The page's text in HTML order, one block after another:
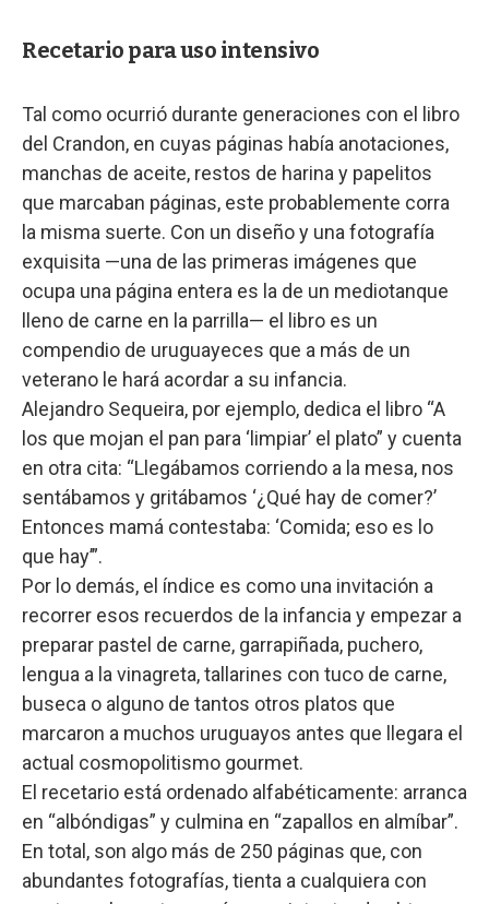
Recetario para uso intensivo
Tal como ocurrió durante generaciones con el libro
del Crandon, en cuyas páginas había anotaciones,
manchas de aceite, restos de harina y papelitos
que marcaban páginas, este probablemente corra
la misma suerte. Con un diseño y una fotografía
exquisita —una de las primeras imágenes que
ocupa una página entera es la de un mediotanque
lleno de carne en la parrilla— el libro es un
compendio de uruguayeces que a más de un
veterano le hará acordar a su infancia.
Alejandro Sequeira, por ejemplo, dedica el libro “A
los que mojan el pan para ‘limpiar’ el plato” y cuenta
en otra cita: “Llegábamos corriendo a la mesa, nos
sentábamos y gritábamos ‘¿Qué hay de comer?’
Entonces mamá contestaba: ‘Comida; eso es lo
que hay’”.
Por lo demás, el índice es como una invitación a
recorrer esos recuerdos de la infancia y empezar a
preparar pastel de carne, garrapiñada, puchero,
lengua a la vinagreta, tallarines con tuco de carne,
buseca o alguno de tantos otros platos que
marcaron a muchos uruguayos antes que llegara el
actual cosmopolitismo gourmet.
El recetario está ordenado alfabéticamente: arranca
en “albóndigas” y culmina en “zapallos en almíbar”.
En total, son algo más de 250 páginas que, con
abundantes fotografías, tienta a cualquiera con